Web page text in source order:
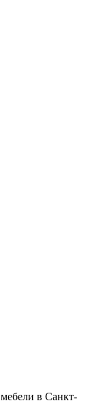
в Санкт-